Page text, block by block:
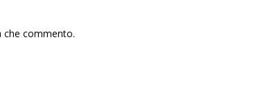
che commento.